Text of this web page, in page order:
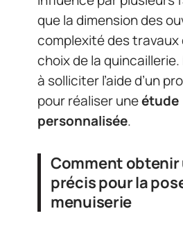
que la dimension des
complexité des travaux
choix de la quincaillerie.
à solliciter l’aide d’un
pour réaliser uneétude
personnalisée.
Comment obtenir
précis pour la
menuiserie